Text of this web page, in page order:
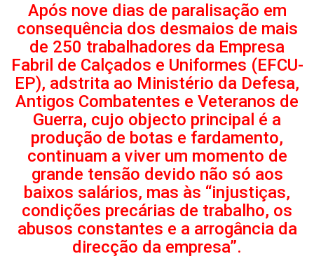
Após nove dias de paralisação em
consequência dos desmaios de mais
de 250 trabalhadores da Empresa
Fabril de Calçados e Uniformes (EFCU-
EP), adstrita ao Ministério da Defesa,
Antigos Combatentes e Veteranos de
Guerra, cujo objecto principal é a
produção de botas e fardamento,
continuam a viver um momento de
grande tensão devido não só aos
baixos salários, mas às “injustiças,
condições precárias de trabalho, os
abusos constantes e a arrogância da
direcção da empresa”.